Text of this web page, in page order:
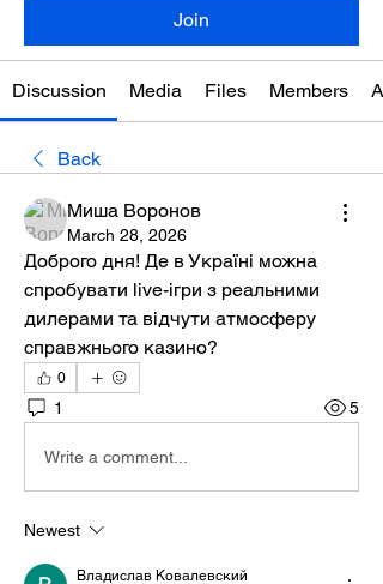
Join
Discussion Media Files Members
Back
Миша Воронов
March 28, 2026
Доброго дня! Де в Україні можна
спробувати live-ігри з реальними
дилерами та відчути атмосферу
справжнього казино?
0
1 5
Write a comment...
Newest
Владислав Ковалевский